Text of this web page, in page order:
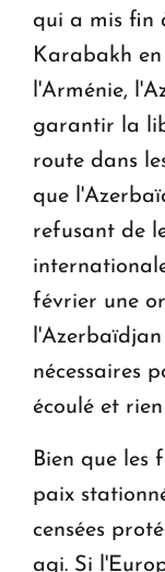
qui a mis fin
Karabakh
l'Arménie,
garantir la
route dans
que
refusant de
février une
l'Azerbaïdjan
nécessaires
écoulé et
Bien que les
paix
censées
agi. Si